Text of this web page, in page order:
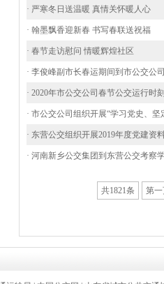
· 严寒冬日送温暖 真情关怀暖人心
· 翰墨飘香迎新春 书写春联送祝福
· 春节走访慰问 情暖辉煌社区
· ​李俊峰副市长春运期间到市公交公
· 2020年市公交公司春节公交运行时
· 市公交公司组织开展“学习党史、
· 东营公交组织开展2019年度党建资
· 河南新乡公交集团到东营公交考察
共1821条 第